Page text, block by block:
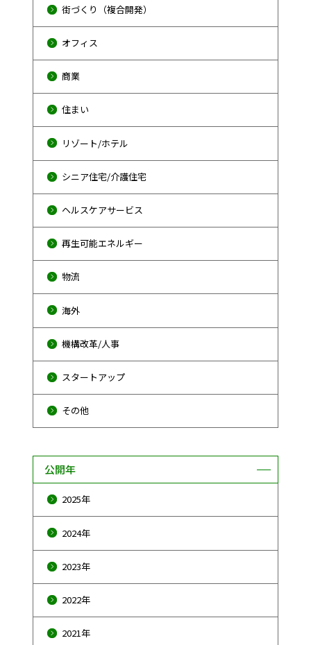
街づくり（複合開発）
オフィス
商業
住まい
リゾート/ホテル
シニア住宅/介護住宅
ヘルスケアサービス
再生可能エネルギー
物流
海外
機構改革/人事
スタートアップ
その他
公開年
2025年
2024年
2023年
2022年
2021年